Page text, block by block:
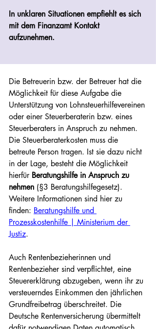
In unklaren Situationen empfiehlt es sich
mit dem Finanzamt Kontakt
aufzunehmen.
Die Betreuerin bzw. der Betreuer hat die
Möglichkeit für diese Aufgabe die
Unterstützung von Lohnsteuerhilfevereinen
oder einer Steuerberaterin bzw. eines
Steuerberaters in Anspruch zu nehmen.
Die Steuerberaterkosten muss die
betreute Person tragen. Ist sie dazu nicht
in der Lage, besteht die Möglichkeit
hierfür Beratungshilfe in Anspruch zu
nehmen (§3 Beratungshilfegesetz).
Weitere Informationen sind hier zu
finden: Beratungshilfe und
Prozesskostenhilfe | Ministerium der
Justiz.
Auch Rentenbezieherinnen und
Rentenbezieher sind verpflichtet, eine
Steuererklärung abzugeben, wenn ihr zu
versteuerndes Einkommen den jährlichen
Grundfreibetrag überschreitet. Die
Deutsche Rentenversicherung übermittelt